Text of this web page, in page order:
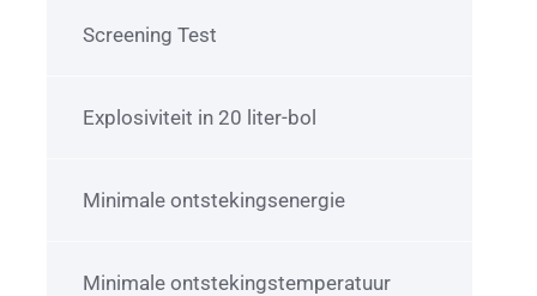
Screening Test
Explosiviteit in 20 liter-bol
Minimale ontstekingsenergie
Minimale ontstekingstemperatuur